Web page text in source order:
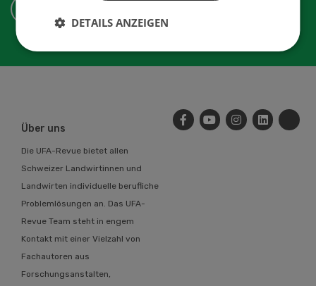
Über uns
Die UFA-Revue bietet allen
Schweizer Landwirtinnen und
Landwirten individuelle berufliche
Problemlösungen an. Das UFA-
Revue Team steht in engem
Kontakt mit einer Vielzahl von
Fachautoren aus
Forschungsanstalten,
DETAILS ANZEIGEN